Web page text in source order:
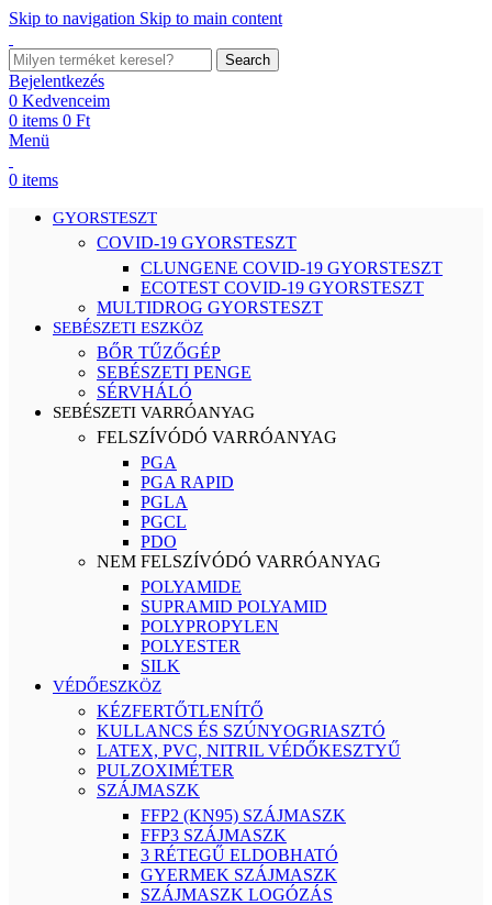
Skip to navigation Skip to main content
Search
Bejelentkezés
0 Kedvenceim
0 items 0 Ft
Menü
0 items
GYORSTESZT
COVID-19 GYORSTESZT
CLUNGENE COVID-19 GYORSTESZT
ECOTEST COVID-19 GYORSTESZT
MULTIDROG GYORSTESZT
SEBÉSZETI ESZKÖZ
BŐR TŰZŐGÉP
SEBÉSZETI PENGE
SÉRVHÁLÓ
SEBÉSZETI VARRÓANYAG
FELSZÍVÓDÓ VARRÓANYAG
PGA
PGA RAPID
PGLA
PGCL
PDO
NEM FELSZÍVÓDÓ VARRÓANYAG
POLYAMIDE
SUPRAMID POLYAMID
POLYPROPYLEN
POLYESTER
SILK
VÉDŐESZKÖZ
KÉZFERTŐTLENÍTŐ
KULLANCS ÉS SZÚNYOGRIASZTÓ
LATEX, PVC, NITRIL VÉDŐKESZTYŰ
PULZOXIMÉTER
SZÁJMASZK
FFP2 (KN95) SZÁJMASZK
FFP3 SZÁJMASZK
3 RÉTEGŰ ELDOBHATÓ
GYERMEK SZÁJMASZK
SZÁJMASZK LOGÓZÁS